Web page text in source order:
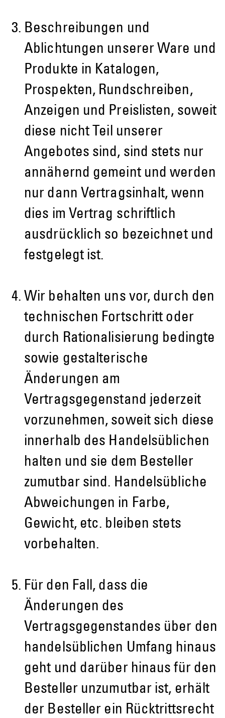
Beschreibungen und
Ablichtungen unserer Ware und
Produkte in Katalogen,
Prospekten, Rundschreiben,
Anzeigen und Preislisten, soweit
diese nicht Teil unserer
Angebotes sind, sind stets nur
annähernd gemeint und werden
nur dann Vertragsinhalt, wenn
dies im Vertrag schriftlich
ausdrücklich so bezeichnet und
festgelegt ist.
Wir behalten uns vor, durch den
technischen Fortschritt oder
durch Rationalisierung bedingte
sowie gestalterische
Änderungen am
Vertragsgegenstand jederzeit
vorzunehmen, soweit sich diese
innerhalb des Handelsüblichen
halten und sie dem Besteller
zumutbar sind. Handelsübliche
Abweichungen in Farbe,
Gewicht, etc. bleiben stets
vorbehalten.
Für den Fall, dass die
Änderungen des
Vertragsgegenstandes über den
handelsüblichen Umfang hinaus
geht und darüber hinaus für den
Besteller unzumutbar ist, erhält
der Besteller ein Rücktrittsrecht